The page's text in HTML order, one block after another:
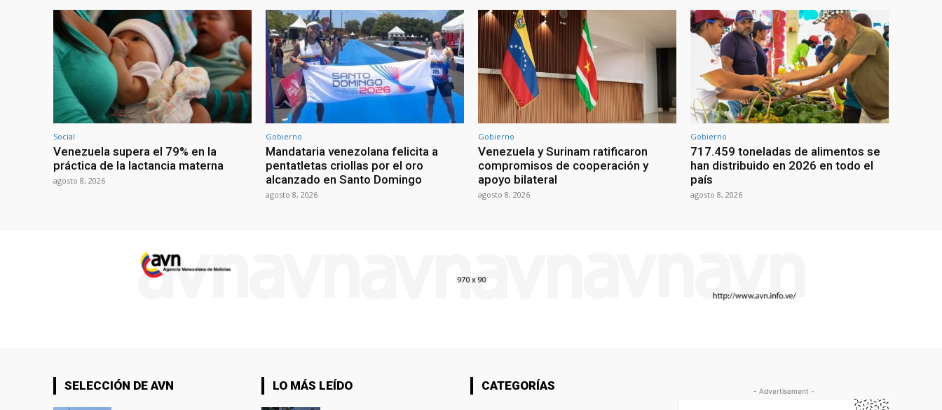
Social
Venezuela supera el 79% en la
práctica de la lactancia materna
agosto 8, 2026
Gobierno
Mandataria venezolana felicita a
pentatletas criollas por el oro
alcanzado en Santo Domingo
agosto 8, 2026
Gobierno
Venezuela y Surinam ratificaron
compromisos de cooperación y
apoyo bilateral
agosto 8, 2026
Gobierno
717.459 toneladas de alimentos se
han distribuido en 2026 en todo el
país
agosto 8, 2026
SELECCIÓN DE AVN LO MÁS LEÍDO CATEGORÍAS - Advertisement -